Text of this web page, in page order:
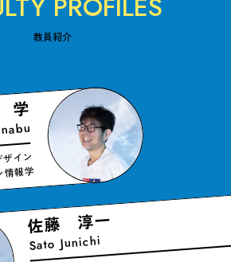
教員紹介
学
イン
情報学
佐藤 淳一
Sato Junichi